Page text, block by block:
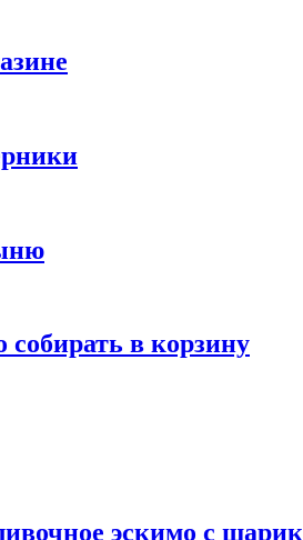
в корзину
эскимо с